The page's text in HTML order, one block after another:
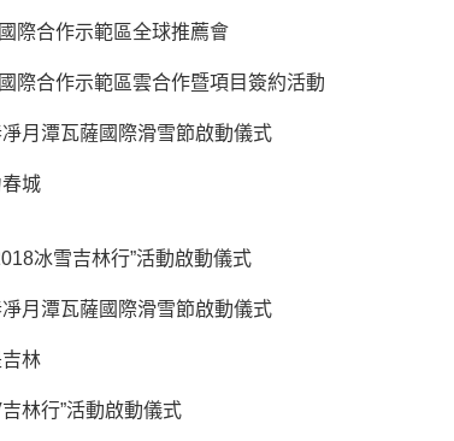
際合作示範區全球推薦會
際合作示範區雲合作暨項目簽約活動
月潭瓦薩國際滑雪節啟動儀式
城
冰雪吉林行”活動啟動儀式
月潭瓦薩國際滑雪節啟動儀式
林
林行”活動啟動儀式